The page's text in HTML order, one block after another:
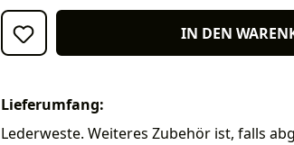
IN DEN
Lieferumfang:
Lederweste. Weiteres Zubehör ist, falls